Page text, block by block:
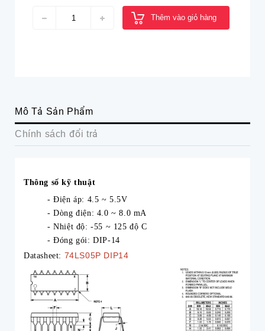
Thêm vào giỏ hàng
Mô Tả Sản Phẩm
Chính sách đổi trả
Thông số kỹ thuật
- Điện áp: 4.5 ~ 5.5V
- Dòng điện: 4.0 ~ 8.0 mA
- Nhiệt độ: -55 ~ 125 độ C
- Đóng gói: DIP-14
Datasheet: 74LS05P DIP14